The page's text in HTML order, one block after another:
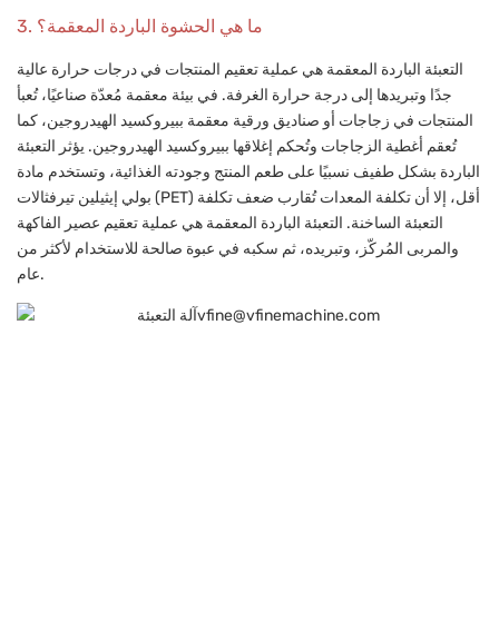
3. ما هي الحشوة الباردة المعقمة؟
التعبئة الباردة المعقمة هي عملية تعقيم المنتجات في درجات حرارة عالية
جدًا وتبريدها إلى درجة حرارة الغرفة. في بيئة معقمة مُعدّة صناعيًا، تُعبأ
المنتجات في زجاجات أو صناديق ورقية معقمة ببيروكسيد الهيدروجين، كما
تُعقم أغطية الزجاجات وتُحكم إغلاقها ببيروكسيد الهيدروجين. يؤثر التعبئة
الباردة بشكل طفيف نسبيًا على طعم المنتج وجودته الغذائية، وتستخدم مادة
بولي إيثيلين تيرفثالات (PET) أقل، إلا أن تكلفة المعدات تُقارب ضعف تكلفة
التعبئة الساخنة. التعبئة الباردة المعقمة هي عملية تعقيم عصير الفاكهة
والمربى المُركّز، وتبريده، ثم سكبه في عبوة صالحة للاستخدام لأكثر من
عام.